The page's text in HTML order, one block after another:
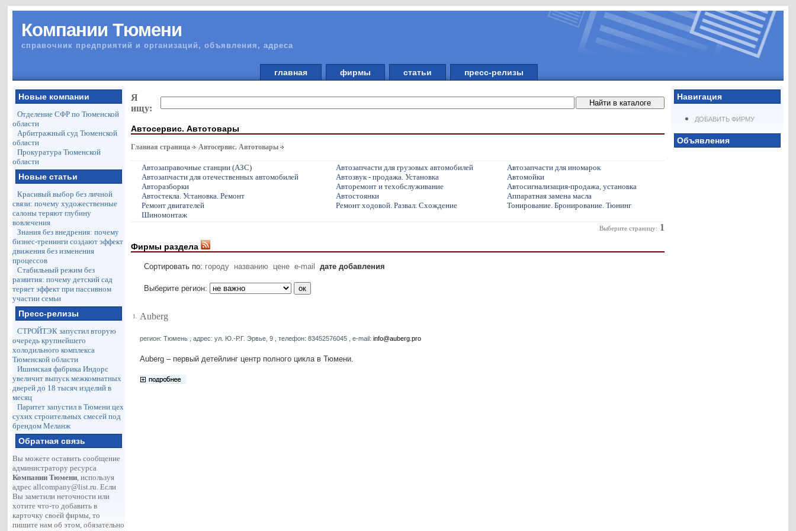
Компании Тюмени
справочник предприятий и организаций, объявления, адреса
главная фирмы статьи пресс-релизы
Новые компании
Отделение СФР по Тюменской
области
Арбитражный суд Тюменской
области
Прокуратура Тюменской
области
Новые статьи
Красивый выбор без личной
связи: почему художественные
салоны теряют глубину
вовлечения
Знания без внедрения: почему
бизнес-тренинги создают эффект
движения без изменения
процессов
Стабильный режим без
развития: почему детский сад
теряет эффект при пассивном
участии семьи
Пресс-релизы
СТРОЙТЭК запустил вторую
очередь крупнейшего
холодильного комплекса
Тюменской области
Ишимская фабрика Индорс
увеличит выпуск межкомнатных
дверей до 18 тысяч изделий в
месяц
Паритет запустил в Тюмени цех
сухих строительных смесей под
брендом Меланж
Обратная связь
Вы можете оставить сообщение
администратору ресурса
Компании Тюмени, используя
адресallcompany@list.ru. Если
Вы заметили неточности или
хотите что-то добавить в
карточку своей фирмы, то
пишите нам об этом, обязательно
Навигация
ДОБАВИТЬ ФИРМУ
Объявления
Я
ищу:
Автосервис. Автотовары
Главная страница Автосервис. Автотовары
Автозаправочные станции (АЗС) Автозапчасти для грузовых автомобилей
Автозапчасти для иномарок
Автозапчасти для отечественных автомобилей
Автозвук - продажа. Установка
Автомойки
Авторазборки
Авторемонт и техобслуживание
Автосигнализация-продажа, установка
Автостекла. Установка. Ремонт
Автостоянки
Аппаратная замена масла
Ремонт двигателей
Ремонт ходовой. Развал. Схождение
Тонирование. Бронирование. Тюнинг
Шиномонтаж
Выберите страницу: 1
Фирмы раздела
Сортировать по: городу названию цене e-mail дате добавления
Выберите регион:
1. Auberg
регион: Тюмень , адрес: ул. Ю.-Р.Г. Эрвье, 9 , телефон: 83452576045 , e-mail:info@auberg.pro
Auberg – первый детейлинг центр полного цикла в Тюмени.